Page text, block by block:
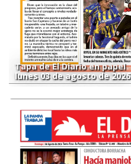
Tapa de El Diario en papel
lunes 03 de agosto de 2026